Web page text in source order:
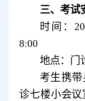
三、考试
时间：
8:00
地点：门
考生携带
诊七楼小会议